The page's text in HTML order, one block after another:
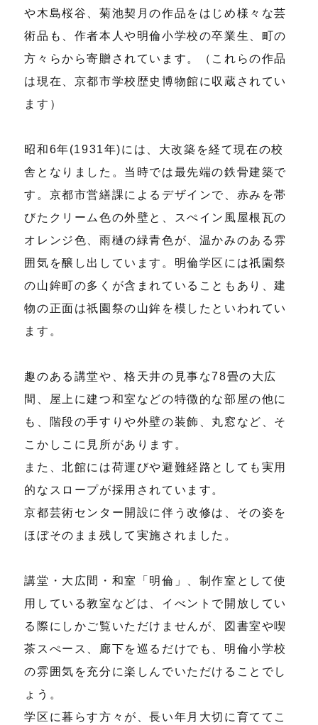
や木島桜谷、菊池契月の作品をはじめ様々な芸
術品も、作者本人や明倫小学校の卒業生、町の
方々らから寄贈されています。（これらの作品
は現在、京都市学校歴史博物館に収蔵されてい
ます）
昭和6年(1931年)には、大改築を経て現在の校
舎となりました。当時では最先端の鉄骨建築で
す。京都市営繕課によるデザインで、赤みを帯
びたクリーム色の外壁と、スぺイン風屋根瓦の
オレンジ色、雨樋の緑青色が、温かみのある雰
囲気を醸し出しています。明倫学区には祇園祭
の山鉾町の多くが含まれていることもあり、建
物の正面は祇園祭の山鉾を模したといわれてい
ます。
趣のある講堂や、格天井の見事な78畳の大広
間、屋上に建つ和室などの特徴的な部屋の他に
も、階段の手すりや外壁の装飾、丸窓など、そ
こかしこに見所があります。
また、北館には荷運びや避難経路としても実用
的なスロープが採用されています。
京都芸術センター開設に伴う改修は、その姿を
ほぼそのまま残して実施されました。
講堂・大広間・和室「明倫」、制作室として使
用している教室などは、イべントで開放してい
る際にしかご覧いただけませんが、図書室や喫
茶スぺース、廊下を巡るだけでも、明倫小学校
の雰囲気を充分に楽しんでいただけることでし
ょう。
学区に暮らす方々が、長い年月大切に育ててこ